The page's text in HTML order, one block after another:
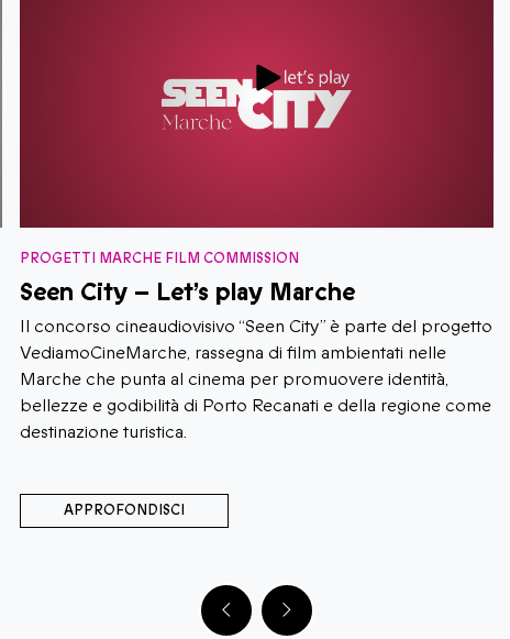
PROGETTI MARCHE FILM COMMISSION
Seen City – Let’s play Marche
Il concorso cineaudiovisivo “Seen City” è parte del progetto
VediamoCineMarche, rassegna di film ambientati nelle
Marche che punta al cinema per promuovere identità,
bellezze e godibilità di Porto Recanati e della regione come
destinazione turistica.
APPROFONDISCI